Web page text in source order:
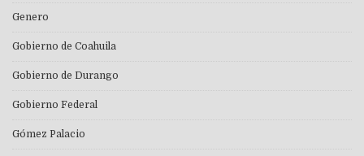
Genero
Gobierno de Coahuila
Gobierno de Durango
Gobierno Federal
Gómez Palacio